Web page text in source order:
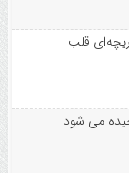
قلب
می شود